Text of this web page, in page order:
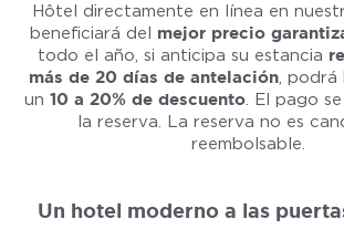
Hôtel directamente en línea en
beneficiará del mejor precio
todo el año, si anticipa su estancia
más de 20 días de antelación, podrá
un 10 a 20% de descuento. El pago
la reserva. La reserva no es
reembolsable.
Un hotel moderno a las